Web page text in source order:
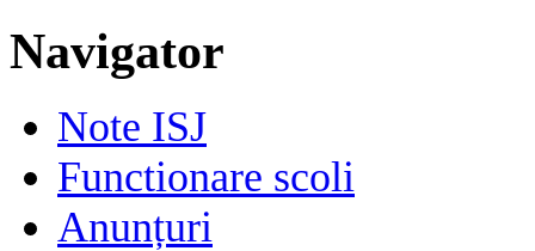
Navigator
Note ISJ
Functionare scoli
Anunțuri